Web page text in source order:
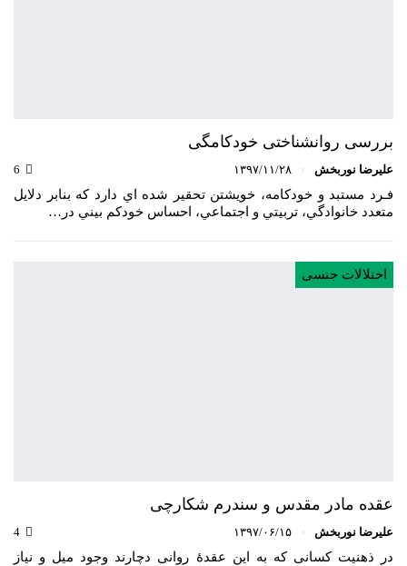
بررسی روانشناختی خودکامگی
علیرضا نوربخش ۱۳۹۷/۱۱/۲۸
فـرد مستبد و خودكامه، خويشتن تحقير شده اي دارد كه بنابر دلايل
متعدد خانوادگي، تربيتي و اجتماعي، احساس خودكم بيني در…
اختلالات جنسی
عقده مادر مقدس و سندرم شکارچی
علیرضا نوربخش ۱۳۹۷/۰۶/۱۵
در ذهنیت کسانی که به این عقدهٔ روانی دچارند وجود میل و نیاز